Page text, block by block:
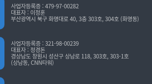
사업자등록증 : 479-97-00282
대표자 : 이정훈
부산광역시 북구 화명대로 40, 3층 303호, 304호 (화명동)
사업자등록증 : 321-98-00239
대표자 : 정경돈
경상남도 창원시 성산구 상남로 118, 303호, 303-1호
(상남동, CNN타워)